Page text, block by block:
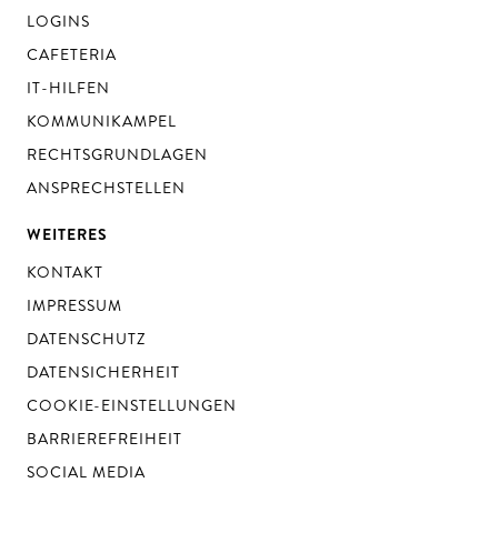
LOGINS
CAFETERIA
IT-HILFEN
KOMMUNIKAMPEL
RECHTSGRUNDLAGEN
ANSPRECHSTELLEN
WEITERES
KONTAKT
IMPRESSUM
DATENSCHUTZ
DATENSICHERHEIT
COOKIE-EINSTELLUNGEN
BARRIEREFREIHEIT
SOCIAL MEDIA